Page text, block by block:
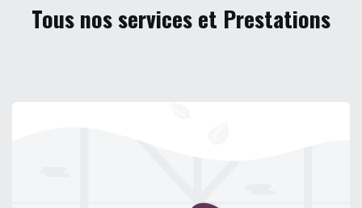
Tous nos services et Prestations